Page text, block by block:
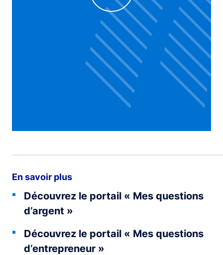
Voir la vidéo
En savoir plus
Découvrez le portail « Mes questions
d’argent »
Découvrez le portail « Mes questions
d’entrepreneur »